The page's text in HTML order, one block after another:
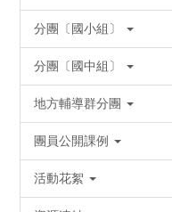
分團〔國小組〕
分團〔國中組〕
地方輔導群分團
團員公開課例
活動花絮